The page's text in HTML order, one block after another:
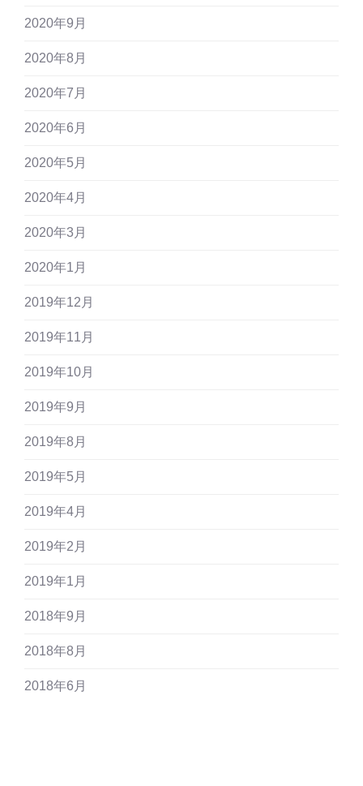
2020年9月
2020年8月
2020年7月
2020年6月
2020年5月
2020年4月
2020年3月
2020年1月
2019年12月
2019年11月
2019年10月
2019年9月
2019年8月
2019年5月
2019年4月
2019年2月
2019年1月
2018年9月
2018年8月
2018年6月